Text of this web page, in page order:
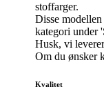
stoffarger.
Disse
kategori under
Husk, vi
Om du ønsker
Kvalitet